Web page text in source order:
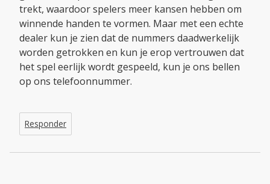
trekt, waardoor spelers meer kansen hebben om
winnende handen te vormen. Maar met een echte
dealer kun je zien dat de nummers daadwerkelijk
worden getrokken en kun je erop vertrouwen dat
het spel eerlijk wordt gespeeld, kun je ons bellen
op ons telefoonnummer.
Responder